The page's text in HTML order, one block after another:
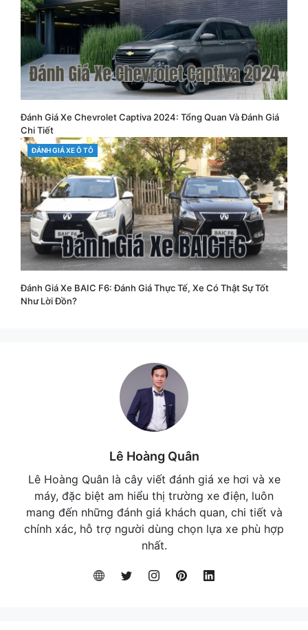
Đánh Giá Xe Chevrolet Captiva 2024: Tổng Quan Và Đánh Giá
Chi Tiết
CATEGORIES
ĐÁNH GIÁ XE Ô TÔ
Đánh Giá Xe BAIC F6: Đánh Giá Thực Tế, Xe Có Thật Sự Tốt
Như Lời Đồn?
Lê Hoàng Quân
Lê Hoàng Quân là cây viết đánh giá xe hơi và xe
máy, đặc biệt am hiểu thị trường xe điện, luôn
mang đến những đánh giá khách quan, chi tiết và
chính xác, hỗ trợ người dùng chọn lựa xe phù hợp
nhất.